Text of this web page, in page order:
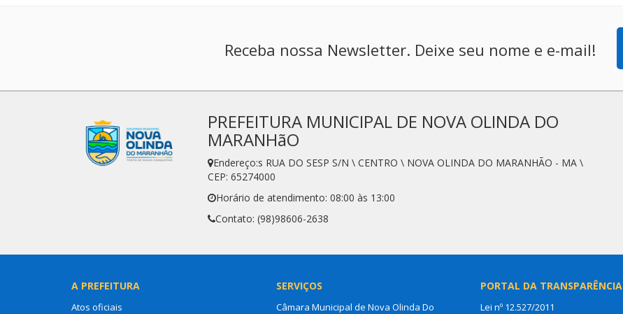
Receba nossa Newsletter. Deixe seu nome e e-mail!
PREFEITURA MUNICIPAL DE NOVA OLINDA DO
MARANHãO
Endereço:s RUA DO SESP S/N \ CENTRO \ NOVA OLINDA DO MARANHÃO - MA \
CEP: 65274000
Horário de atendimento: 08:00 às 13:00
Contato: (98)98606-2638
A PREFEITURA
Atos oficiais
SERVIÇOS
Câmara Municipal de Nova Olinda Do
PORTAL DA TRANSPARÊNCIA
Lei nº 12.527/2011